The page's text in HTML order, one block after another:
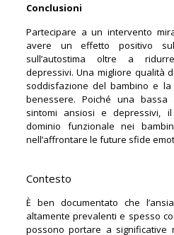
Conclusioni
Partecipare a un intervento
avere un effetto positivo
sull’autostima oltre a
depressivi. Una migliore qualità
soddisfazione del bambino e
benessere. Poiché una
sintomi ansiosi e depressivi,
dominio funzionale nei
nell’affrontare le future sfide
Contesto
È ben documentato che
altamente prevalenti e spesso
possono portare a significative